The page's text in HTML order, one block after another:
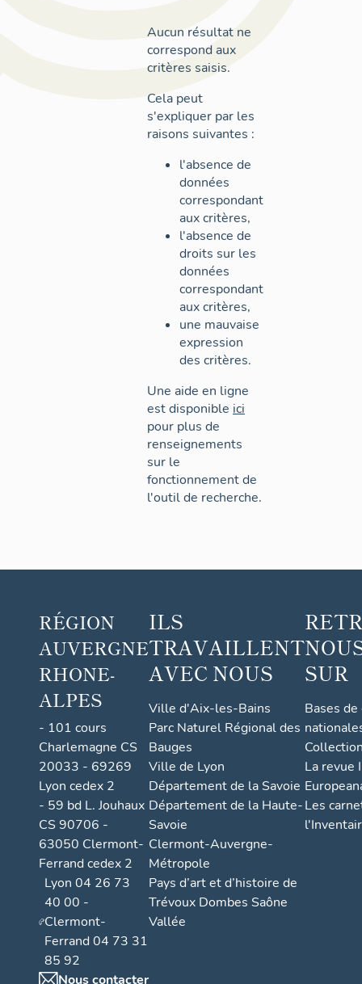
Aucun résultat ne
correspond aux
critères saisis.
Cela peut
s'expliquer par les
raisons suivantes :
l'absence de
données
correspondant
aux critères,
l'absence de
droits sur les
données
correspondant
aux critères,
une mauvaise
expression
des critères.
Une aide en ligne
est disponible ici
pour plus de
renseignements
sur le
fonctionnement de
l'outil de recherche.
RÉGION
AUVERGNE
RHONE-
ALPES
- 101 cours
Charlemagne CS
20033 - 69269
Lyon cedex 2
- 59 bd L. Jouhaux
CS 90706 -
63050 Clermont-
Ferrand cedex 2
Lyon 04 26 73
40 00 -
Clermont-
Ferrand 04 73 31
85 92
Nous contacter
ILS
TRAVAILLENT
AVEC NOUS
Ville d'Aix-les-Bains
Parc Naturel Régional des
Bauges
Ville de Lyon
Département de la Savoie
Département de la Haute-
Savoie
Clermont-Auvergne-
Métropole
Pays d’art et d’histoire de
Trévoux Dombes Saône
Vallée
SUR
Bases
La revue
Les